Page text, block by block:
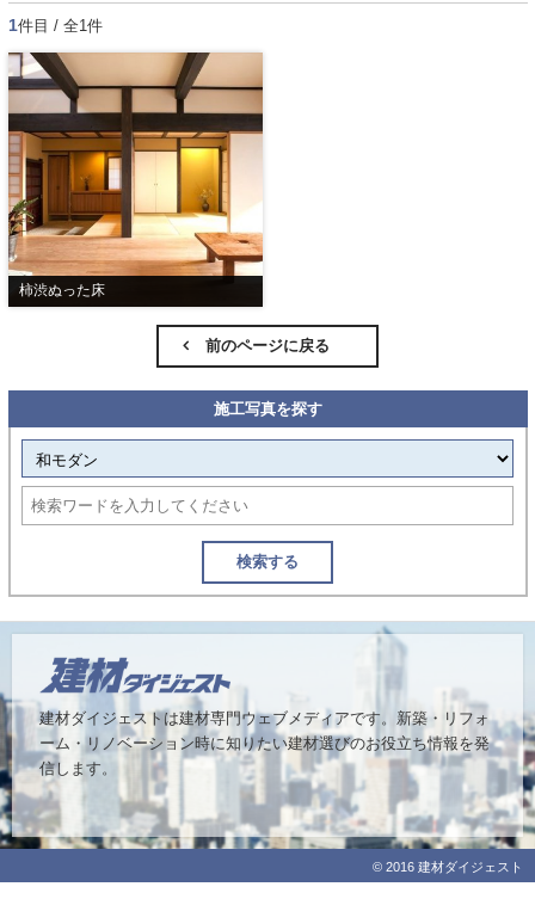
1件目 / 全1件
柿渋ぬった床
前のページに戻る
施工写真を探す
検索する
建材ダイジェストは建材専門ウェブメディアです。 新築・リフォ
ーム・リノベーション時に知りたい建材選びのお役立ち情報を発
信します。
© 2016 建材ダイジェスト